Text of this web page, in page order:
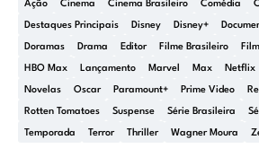
Ação Cinema Cinema Brasileiro Comédia
Destaques Principais Disney Disney+
Doramas Drama Editor Filme Brasileiro
HBO Max Lançamento Marvel Max Netflix
Novelas Oscar Paramount+ Prime Video
Rotten Tomatoes Suspense Série Brasileira
Temporada Terror Thriller Wagner Moura